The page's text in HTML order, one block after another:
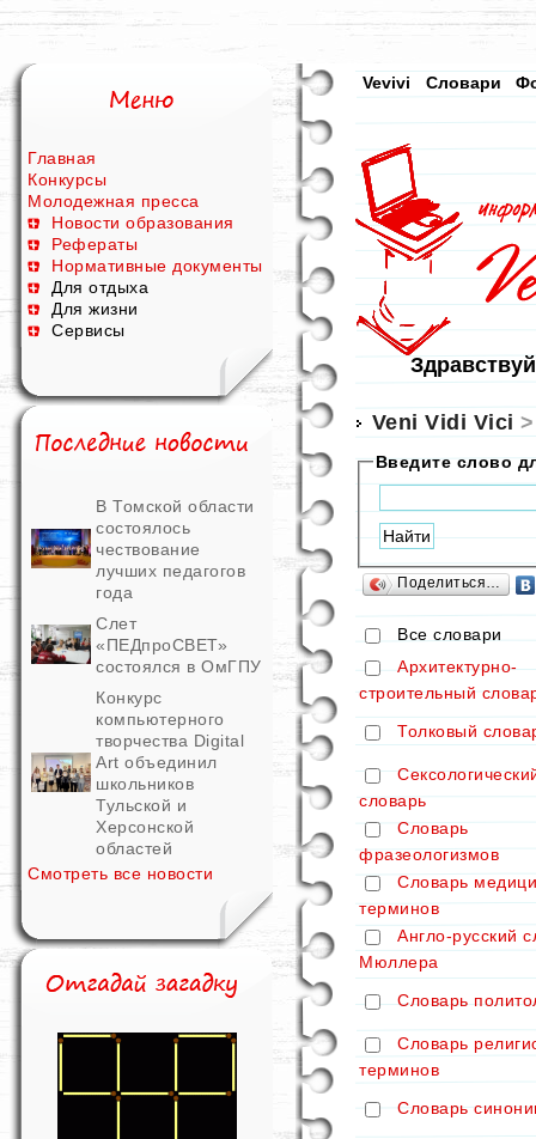
Главная
Конкурсы
Молодежная пресса
Новости образования
Рефераты
Нормативные документы
Для отдыха
Для жизни
Сервисы
В Томской области
состоялось
чествование
лучших педагогов
года
Слет
«ПЕДпроСВЕТ»
состоялся в ОмГПУ
Конкурс
компьютерного
творчества Digital
Art объединил
школьников
Тульской и
Херсонской
областей
Смотреть все новости
Vevivi Словари
Veni Vidi Vici
Введите слово
Поделиться…
Все словари
Архитектурно-
строительный
Толковый
словарь
Словарь
фразеологизмов
Словарь
терминов
Англо-русский
Мюллера
Словарь
Словарь
терминов
Словарь